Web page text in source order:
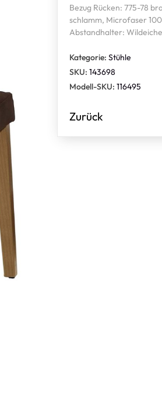
Bezug Rücken: 775-78
schlamm, Microfaser
Abstandhalter:
Kategorie: Stühle
SKU: 143698
Modell-SKU: 116495
Zurück